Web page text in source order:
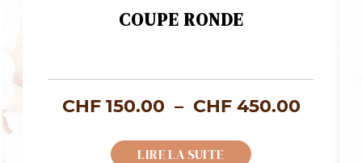
COUPE RONDE
CHF150.00 – CHF450.00Plage
LIRE LA SUITE